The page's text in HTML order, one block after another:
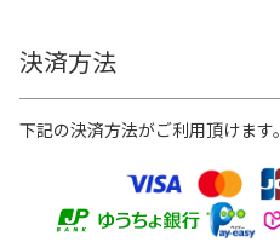
決済方法
下記の決済方法がご利用頂けます。